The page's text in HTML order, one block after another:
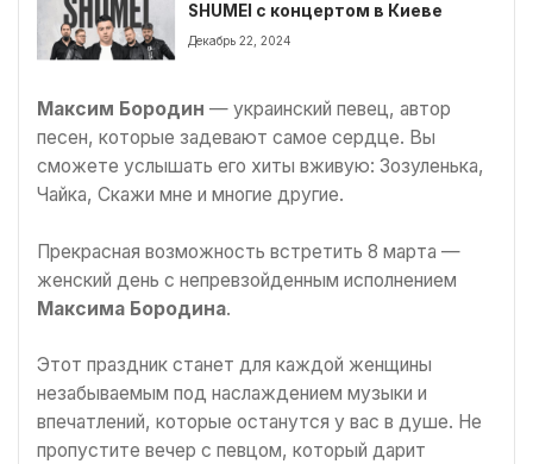
SHUMEI с концертом в Киеве
Декабрь 22, 2024
Максим Бородин — украинский певец, автор
песен, которые задевают самое сердце. Вы
сможете услышать его хиты вживую: Зозуленька,
Чайка, Скажи мне и многие другие.
Прекрасная возможность встретить 8 марта —
женский день с непревзойденным исполнением
Максима Бородина.
Этот праздник станет для каждой женщины
незабываемым под наслаждением музыки и
впечатлений, которые останутся у вас в душе. Не
пропустите вечер с певцом, который дарит